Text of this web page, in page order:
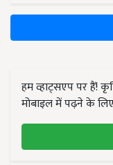
हम व्हाट्सएप पर हैं!
मोबाइल में पढ़ने के